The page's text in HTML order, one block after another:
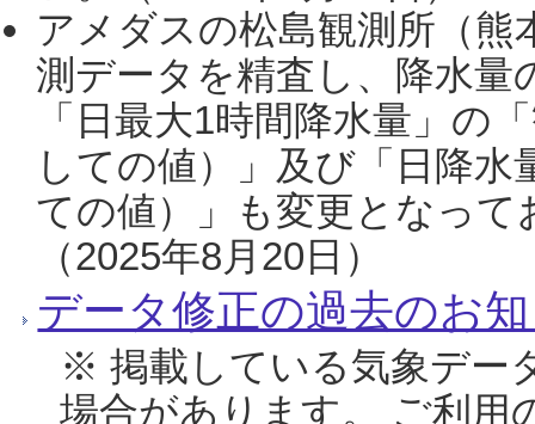
アメダスの松島観測所（熊
測データを精査し、降水
「日最大1時間降水量」の
しての値）」及び「日降
ての値）」も変更となっ
（2025年8月20日）
データ修正の過去のお
※ 掲載している気象デー
場合があります。 ご利用